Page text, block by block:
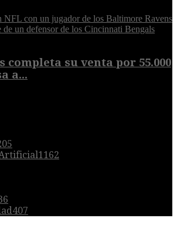
completa su venta por 55.000
a...
1162
407